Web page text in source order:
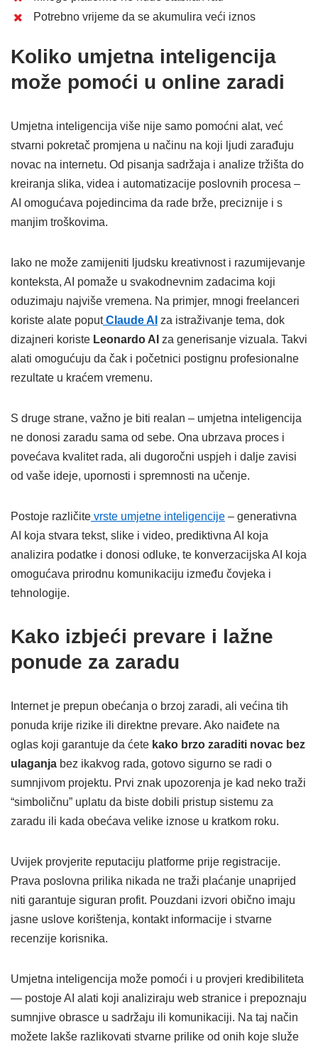
Potrebno vrijeme da se akumulira veći iznos
Koliko umjetna inteligencija
može pomoći u online zaradi
Umjetna inteligencija više nije samo pomoćni alat, već
stvarni pokretač promjena u načinu na koji ljudi zarađuju
novac na internetu. Od pisanja sadržaja i analize tržišta do
kreiranja slika, videa i automatizacije poslovnih procesa –
AI omogućava pojedincima da rade brže, preciznije i s
manjim troškovima.
Iako ne može zamijeniti ljudsku kreativnost i razumijevanje
konteksta, AI pomaže u svakodnevnim zadacima koji
oduzimaju najviše vremena. Na primjer, mnogi freelanceri
koriste alate poput Claude AI za istraživanje tema, dok
dizajneri koriste Leonardo AI za generisanje vizuala. Takvi
alati omogućuju da čak i početnici postignu profesionalne
rezultate u kraćem vremenu.
S druge strane, važno je biti realan – umjetna inteligencija
ne donosi zaradu sama od sebe. Ona ubrzava proces i
povećava kvalitet rada, ali dugoročni uspjeh i dalje zavisi
od vaše ideje, upornosti i spremnosti na učenje.
Postoje različite vrste umjetne inteligencije – generativna
AI koja stvara tekst, slike i video, prediktivna AI koja
analizira podatke i donosi odluke, te konverzacijska AI koja
omogućava prirodnu komunikaciju između čovjeka i
tehnologije.
Kako izbjeći prevare i lažne
ponude za zaradu
Internet je prepun obećanja o brzoj zaradi, ali većina tih
ponuda krije rizike ili direktne prevare. Ako naiđete na
oglas koji garantuje da ćete kako brzo zaraditi novac bez
ulaganja bez ikakvog rada, gotovo sigurno se radi o
sumnjivom projektu. Prvi znak upozorenja je kad neko traži
“simboličnu” uplatu da biste dobili pristup sistemu za
zaradu ili kada obećava velike iznose u kratkom roku.
Uvijek provjerite reputaciju platforme prije registracije.
Prava poslovna prilika nikada ne traži plaćanje unaprijed
niti garantuje siguran profit. Pouzdani izvori obično imaju
jasne uslove korištenja, kontakt informacije i stvarne
recenzije korisnika.
Umjetna inteligencija može pomoći i u provjeri kredibiliteta
— postoje AI alati koji analiziraju web stranice i prepoznaju
sumnjive obrasce u sadržaju ili komunikaciji. Na taj način
možete lakše razlikovati stvarne prilike od onih koje služe